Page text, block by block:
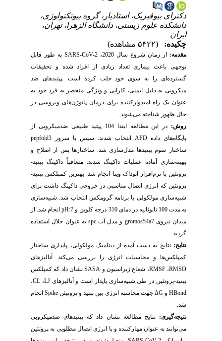
دکترای بیوفیزیک، استادیار، گروه بیوتکنولوژی،
دانشکده علوم زیستی، دانشگاه الزهرا، تهران،
ایران
چکیده:
مقدمه:از زمان شروع سال 2020، SARS-CoV-2 به طور قابل
توجهی باعث بیماری تعداد زیادی از افراد شده و تحقیقات
گسترده‌ای را به سوی خود جلب کرده است. پپتیدهای ضد
میکروبی به دلیل ایمنی، کارایی و ویژگی منحصر به فرد خود به
عنوان یک راه امیدوارکننده برای درمان پاتوژن‌های ویروسی در
حال ظهور شناخته می‌شوند.
روش:
در این مطالعه ابتدا 104 پپتید طبیعی ضدمیکروبی از
پایگاههای دادهAPD انتخاب شدند. سپس با سرورpepfold3
ساختار سوم پپتیدها مدل‌سازی شد. ساختارها پس از اصلاح و
بهینه‌سازی آماده عملیات داکینگ شدند. متعاقباً داکینگ پپتید-
پروتئین با نرم‌افزار اتوداک وینا انجام شد. بهترین کمپلکس پپتید-
پروتئین که انرژی اتصال مناسبی در خروجی داکینگ داشت برای
شبیهسازی مولکولی با برنامه گرومکس انتخاب شد. شبیهسازی
به مدت 100 نانوثانیه در دمای 310 درجه کلوین و
pH:7 انجام شد. از
میدان نیرویgromos54a7 و مدل آبspc به عنوان حلال استفاده
گردید.
نتایج:نتایج به دست آمده از دینامیک مولکولی، پایداری ساختار
کمپلکس‌ها و محاسبات انرژی را بررسی می‌کند. آنالیزهای
RMSD،RMSF، شعاع ژیراسیون و SASA نشان داد که کمپلکس
پپتید-پروتئین در طی شبیه‌سازی پایدار است و آنالیزهایLJ،CL،
HBond و ΔG جهت محاسبه انرژی بین پپتید و پروتیئنSpike انجام
شد.
نتیجه‌گیری:نتایج مطالعه نشان داد که پپتیدهای ضدمیکروبی
میتوانند به عنوان مهارکننده و با انرژی اتصال مطلوبی به پروتئین